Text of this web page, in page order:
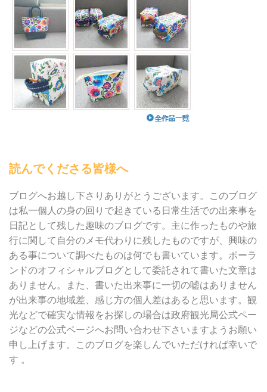
読んでくださる皆様へ
ブログへお越し下さりありがとうございます。このブログ
は私一個人の身の回りで起きている日常生活での出来事を
日記として残した趣味のブログです。主に作ったものや旅
行に関して自分のメモ代わりに残したものですが、興味の
ある事について調べたものは何でも書いています。ポーラ
ンドのオフィシャルブログとして委託されて書いた文章は
ありません。また、書いた出来事に一切の嘘はありません
が出来事の地域差、感じ方の個人差はあると思います。観
光などで確実な情報をお探しの場合は政府観光局公式ペー
ジなどの公式ページへお問い合わせ下さいますようお願い
申し上げます。このブログを楽しんでいただければ幸いで
す 。